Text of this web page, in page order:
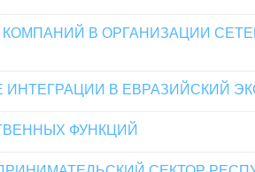
В ОРГАНИЗАЦИИ
ИНТЕГРАЦИИ В ЕВРАЗИЙСКИЙ
ФУНКЦИЙ